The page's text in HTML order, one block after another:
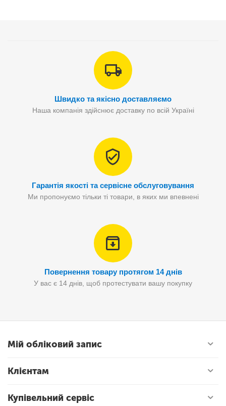
Швидко та якісно доставляємо
Наша компанія здійснює доставку по всій Україні
Гарантія якості та сервісне обслуговування
Ми пропонуємо тільки ті товари, в яких ми впевнені
Повернення товару протягом 14 днів
У вас є 14 днів, щоб протестувати вашу покупку
Мій обліковий запис
Клієнтам
Купівельний сервіс